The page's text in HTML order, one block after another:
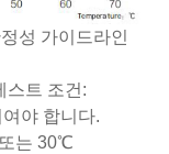
성 가이드라인
스트 조건:
야 합니다.
는 30℃